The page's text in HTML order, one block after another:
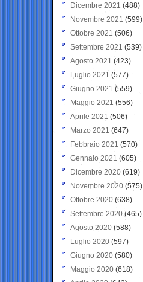
Dicembre 2021 (488)
Novembre 2021 (599)
Ottobre 2021 (506)
Settembre 2021 (539)
Agosto 2021 (423)
Luglio 2021 (577)
Giugno 2021(559)
Maggio 2021 (556)
Aprile 2021 (506)
Marzo 2021 (647)
Febbraio 2021 (570)
Gennaio 2021 (605)
Dicembre 2020 (619)
Novembre 2020 (575)
Ottobre 2020 (638)
Settembre 2020(465)
Agosto 2020 (588)
Luglio 2020 (597)
Giugno 2020 (580)
Maggio 2020 (618)